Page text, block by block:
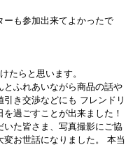
ーも参加出来てよかったで
たらと思います。
とふれあいながら商品の話や
き交渉などにも フレンドリ
過ごすことが出来ました！
た皆さま、写真撮影にご協
お世話になりました。 本当